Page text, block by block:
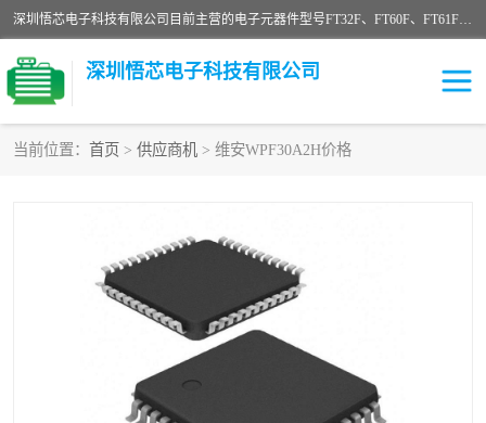
深圳悟芯电子科技有限公司目前主营的电子元器件型号FT32F、FT60F、FT61F、FT62F、FT64F、FT61FC、MCU EEPROM MOS LDO 稳压管 触摸IC DC-DC AC-DC 协议IC等，广泛应用于LED射灯、LED日光灯、等诸多领域。
深圳悟芯电子科技有限公司
当前位置： 首页 > 供应商机 > 维安WPF30A2H价格
FT32F
FT61F